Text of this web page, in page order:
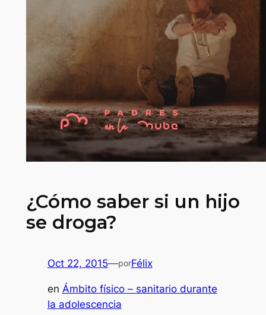
¿Cómo saber si un hijo
se droga?
Oct 22, 2015—porFélix
en Ámbito físico – sanitario durante
la adolescencia